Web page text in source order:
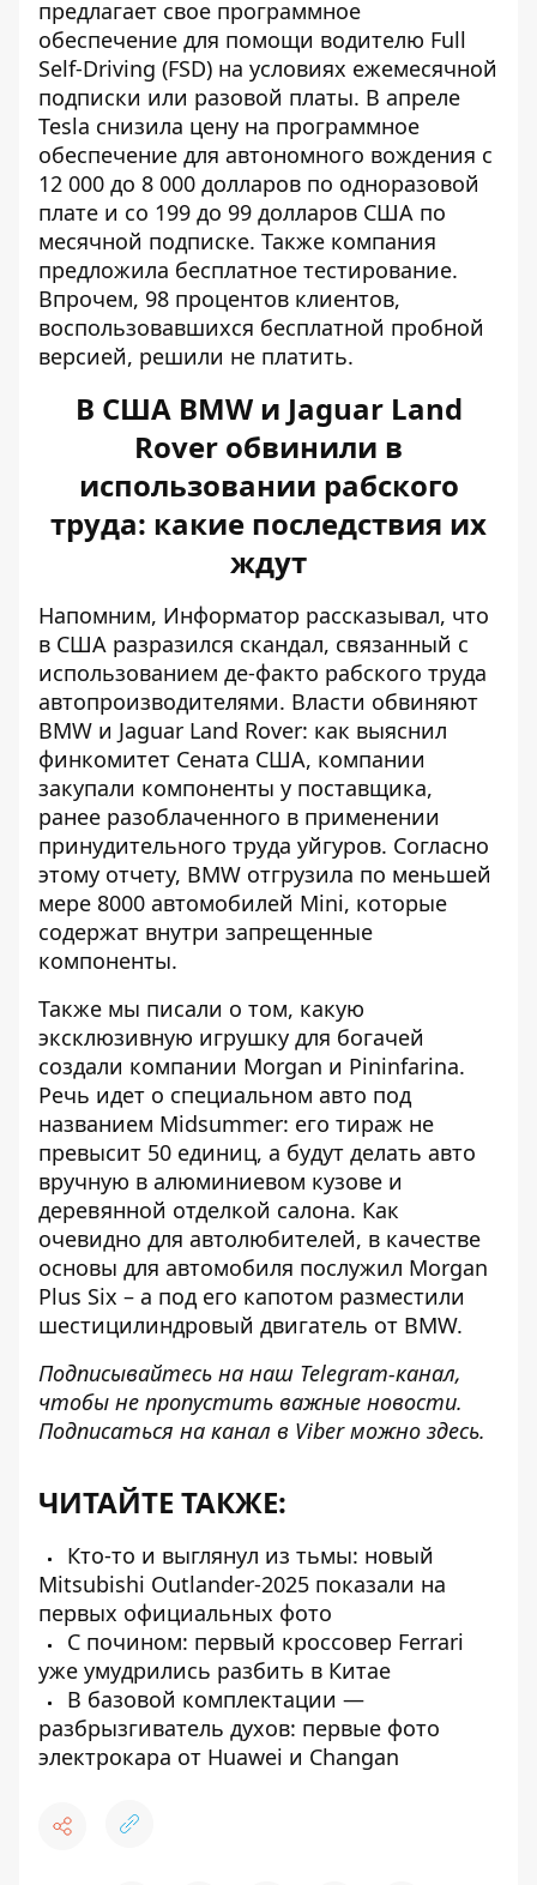
предлагает свое программное
обеспечение для помощи водителю Full
Self-Driving (FSD) на условиях ежемесячной
подписки или разовой платы. В апреле
Tesla снизила цену на программное
обеспечение для автономного вождения с
12 000 до 8 000 долларов по одноразовой
плате и со 199 до 99 долларов США по
месячной подписке. Также компания
предложила бесплатное тестирование.
Впрочем, 98 процентов клиентов,
воспользовавшихся бесплатной пробной
версией, решили не платить.
В США BMW и Jaguar Land
Rover обвинили в
использовании рабского
труда: какие последствия их
ждут
Напомним, Информатор рассказывал, что
в США разразился скандал, связанный с
использованием де-факто рабского труда
автопроизводителями. Власти обвиняют
BMW и Jaguar Land Rover: как выяснил
финкомитет Сената США, компании
закупали компоненты у поставщика,
ранее разоблаченного в применении
принудительного труда уйгуров. Согласно
этому отчету, BMW отгрузила по меньшей
мере 8000 автомобилей Mini, которые
содержат внутри запрещенные
компоненты.
Также мы писали о том, какую
эксклюзивную игрушку для богачей
создали компании Morgan и Pininfarina.
Речь идет о специальном авто под
названием Midsummer: его тираж не
превысит 50 единиц, а будут делать авто
вручную в алюминиевом кузове и
деревянной отделкой салона. Как
очевидно для автолюбителей, в качестве
основы для автомобиля послужил Morgan
Plus Six – а под его капотом разместили
шестицилиндровый двигатель от BMW.
Подписывайтесь на наш Telegram-канал,
чтобы не пропустить важные новости.
Подписаться на канал в Viber можно здесь.
ЧИТАЙТЕ ТАКЖЕ:
Кто-то и выглянул из тьмы: новый
Mitsubishi Outlander-2025 показали на
первых официальных фото
С почином: первый кроссовер Ferrari
уже умудрились разбить в Китае
В базовой комплектации —
разбрызгиватель духов: первые фото
электрокара от Huawei и Changan